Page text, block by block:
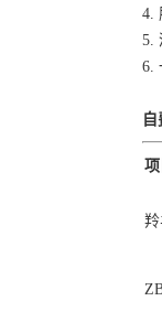
4.
5.
6.
羚